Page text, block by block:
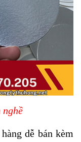
nghề
dễ bán kèm